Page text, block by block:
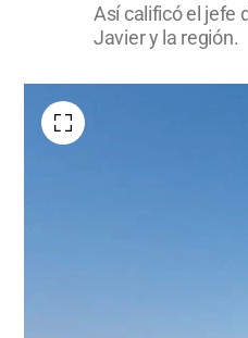
Así calificó el jefe
Javier y la región.